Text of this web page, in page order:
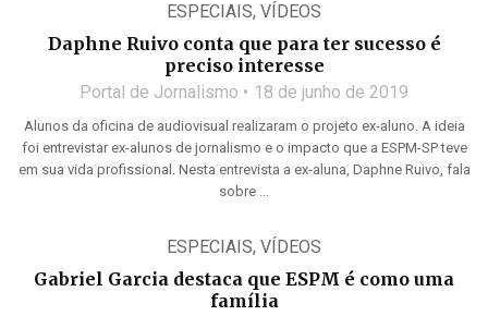
ESPECIAIS, VÍDEOS
Daphne Ruivo conta que para ter sucesso é
preciso interesse
Portal de Jornalismo 18 de junho de 2019
Alunos da oficina de audiovisual realizaram o projeto ex-aluno. A ideia
foi entrevistar ex-alunos de jornalismo e o impacto que a ESPM-SP teve
em sua vida profissional. Nesta entrevista a ex-aluna, Daphne Ruivo, fala
sobre ...
ESPECIAIS, VÍDEOS
Gabriel Garcia destaca que ESPM é como uma
família